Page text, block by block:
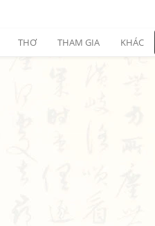
THƠ THAM GIA KHÁC